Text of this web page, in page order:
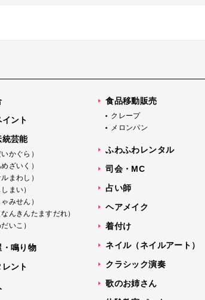
ント
統芸能
かぐら）
ざいく）
まわし）
まい）
みせん）
んきんたますだれ）
いこ）
・鳴り物
ント
食品移動販売
クレープ
メロンパン
ふわふわレンタル
司会・MC
占い師
ヘアメイク
着付け
ネイル（ネイルアート）
クラシック演奏
歌のお姉さん